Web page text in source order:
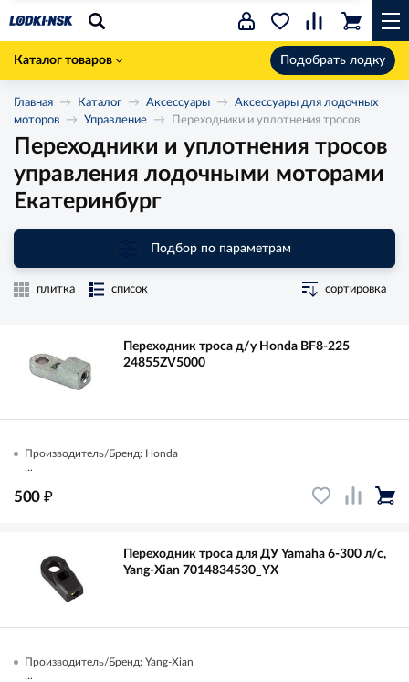
Каталог товаров Подобрать лодку
Главная Каталог Аксессуары
Аксессуары для лодочных
моторов
Управление Переходники и уплотнения тросов
Переходники и уплотнения тросов
управления лодочными моторами
Екатеринбург
Подбор по параметрам
плитка список сортировка
Переходник троса д/у Honda BF8-225
24855ZV5000
Производитель/Бренд: Honda
...
500 ₽
Переходник троса для ДУ Yamaha 6-300 л/с,
Yang-Xian 7014834530_YX
Производитель/Бренд: Yang-Xian
...